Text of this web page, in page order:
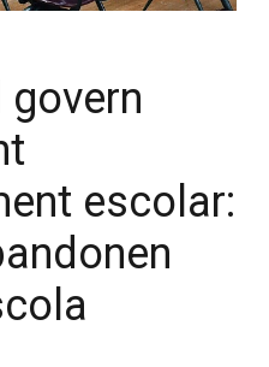
escolar: